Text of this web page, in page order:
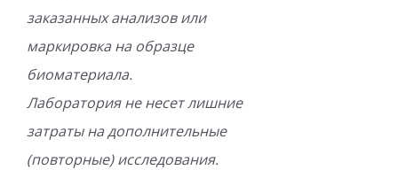
заказанных анализов или
маркировка на образце
биоматериала.
Лаборатория не несет лишние
затраты на дополнительные
(повторные) исследования.